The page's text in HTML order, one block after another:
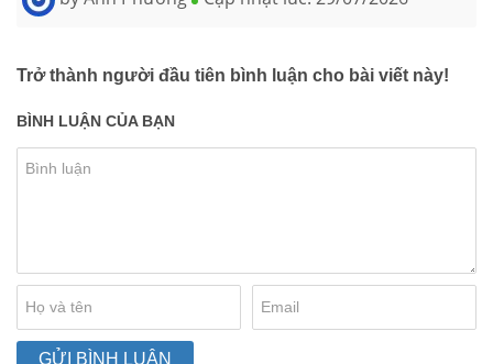
Trở thành người đầu tiên bình luận cho bài viết này!
BÌNH LUẬN CỦA BẠN